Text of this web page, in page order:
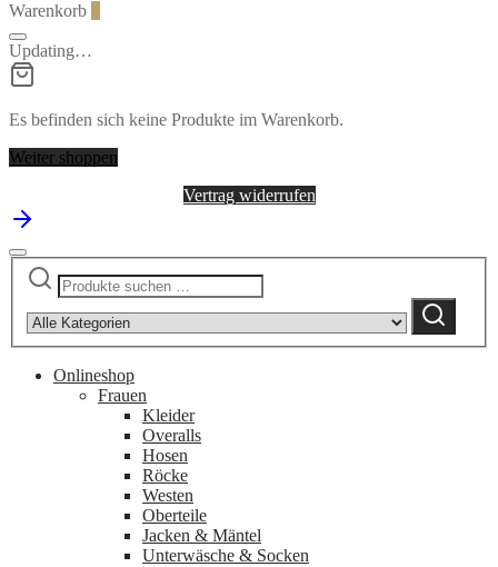
Warenkorb
Updating…
Es befinden sich keine Produkte im Warenkorb.
Weiter shoppen
Vertrag widerrufen
Suchen
nach:
category:
Suchen
Onlineshop
Frauen
Kleider
Overalls
Hosen
Röcke
Westen
Oberteile
Jacken & Mäntel
Unterwäsche & Socken